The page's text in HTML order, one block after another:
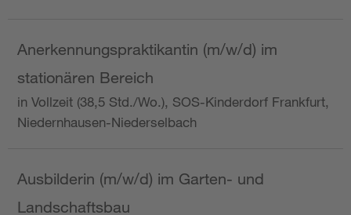
Anerkennungspraktikantin (m/w/d) im
stationären Bereich
in Vollzeit (38,5 Std./Wo.), SOS-Kinderdorf Frankfurt,
Niedernhausen-Niederselbach
Ausbilderin (m/w/d) im Garten- und
Landschaftsbau